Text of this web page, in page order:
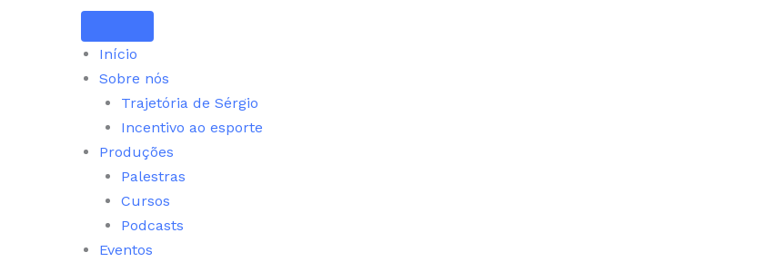
Início
Sobre nós
Trajetória de Sérgio
Incentivo ao esporte
Produções
Palestras
Cursos
Podcasts
Eventos